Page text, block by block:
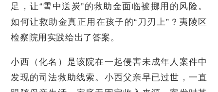
足，让“雪中送炭”的救助金面临被挪用的风险。
如何让救助金真正用在孩子的“刀刃上”？夷陵区
检察院用实践给出了答案。
小西（化名）是该院在一起侵害未成年人案件中
发现的司法救助线索。小西父亲早已过世，一直